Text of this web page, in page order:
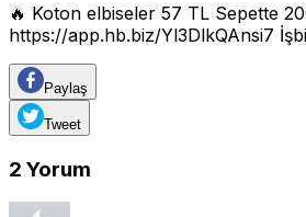
🔥 Koton elbiseler 57 TL Sepette
https://app.hb.biz/Yl3DlkQAnsi7
Paylaş
Tweet
2 Yorum